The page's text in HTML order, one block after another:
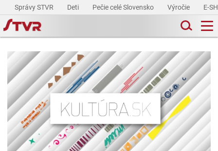
Správy STVR Deti Pečie celé Slovensko Výročie E-